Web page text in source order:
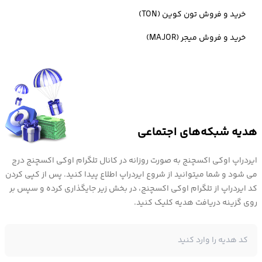
همیشه یکی از گزینه های
معامله گران بوده و پتانسیل رشد بالایی برای این ارز پیش بینی میشود.
در حال حاضر ارز دیجیتال بایننس ، اعتبار خوبی در بازار کریپتوکارنسی به
دست آورده و در میان ده ارز برتر بازار ارزهای دیجیتال قرار گرفته است.
خرید بایننس کوین چه برای سرمایه گذاری و یا پرداخت کارمزد و حتی
خرید و فروش تون کوین (TON)
خرید و فروش میجر (MAJOR)
هدیه شبکه‌های اجتماعی
ایردراپ اوکی اکسچنج به صورت روزانه در کانال تلگرام اوکی اکسچنج درج
می شود و شما میتوانید از شروع ایردراپ اطلاع پیدا کنید. پس از کپی کردن
کد ایردراپ از تلگرام اوکی اکسچنج، در بخش زیر جایگذاری کرده و سپس بر
روی گزینه دریافت هدیه کلیک کنید.